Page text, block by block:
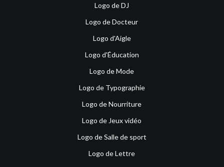
Logo de DJ
Logo de Docteur
Logo d'Aigle
Logo d'Éducation
Logo de Mode
Logo de Typographie
Logo de Nourriture
Logo de Jeux vidéo
Logo de Salle de sport
Logo de Lettre